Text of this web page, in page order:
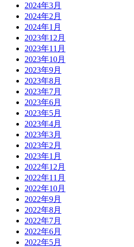
2024年3月
2024年2月
2024年1月
2023年12月
2023年11月
2023年10月
2023年9月
2023年8月
2023年7月
2023年6月
2023年5月
2023年4月
2023年3月
2023年2月
2023年1月
2022年12月
2022年11月
2022年10月
2022年9月
2022年8月
2022年7月
2022年6月
2022年5月